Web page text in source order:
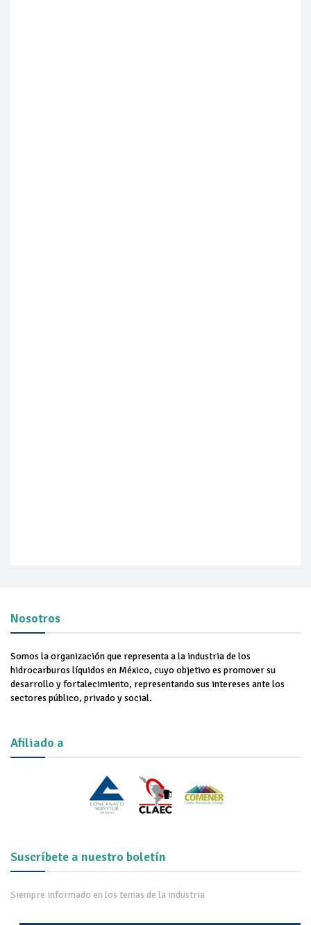
Nosotros
Somos la organización que representa a la industria de los
hidrocarburos líquidos en México, cuyo objetivo es promover su
desarrollo y fortalecimiento, representando sus intereses ante los
sectores público, privado y social.
Afiliado a
Suscríbete a nuestro boletín
Siempre informado en los temas de la industria